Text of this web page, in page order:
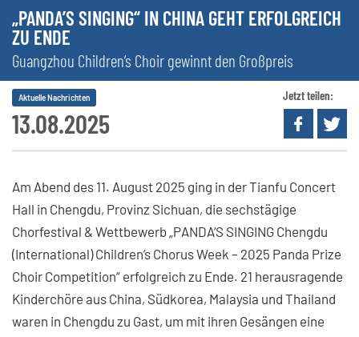
„PANDA’S SINGING“ IN CHINA GEHT ERFOLGREICH
ZU ENDE
Guangzhou Children’s Choir gewinnt den Großpreis
13.08.2025
Aktuelle Nachrichten Jetzt teilen:
Am Abend des 11. August 2025 ging in der Tianfu Concert
Hall in Chengdu, Provinz Sichuan, die sechstägige
Chorfestival & Wettbewerb „PANDA’S SINGING Chengdu
(International) Children’s Chorus Week – 2025 Panda Prize
Choir Competition“ erfolgreich zu Ende. 21 herausragende
Kinderchöre aus China, Südkorea, Malaysia und Thailand
waren in Chengdu zu Gast, um mit ihren Gesängen eine